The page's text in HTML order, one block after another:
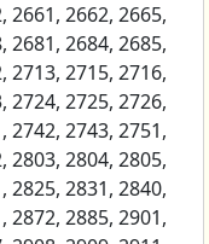
2661, 2662, 2665,
2681, 2684, 2685,
2713, 2715, 2716,
2724, 2725, 2726,
2742, 2743, 2751,
2803, 2804, 2805,
2825, 2831, 2840,
2872, 2885, 2901,